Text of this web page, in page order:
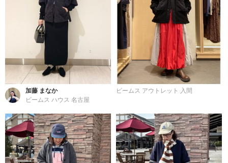
加藤 まなか
ビームス ハウス 名古屋
ビームス アウトレット 入間